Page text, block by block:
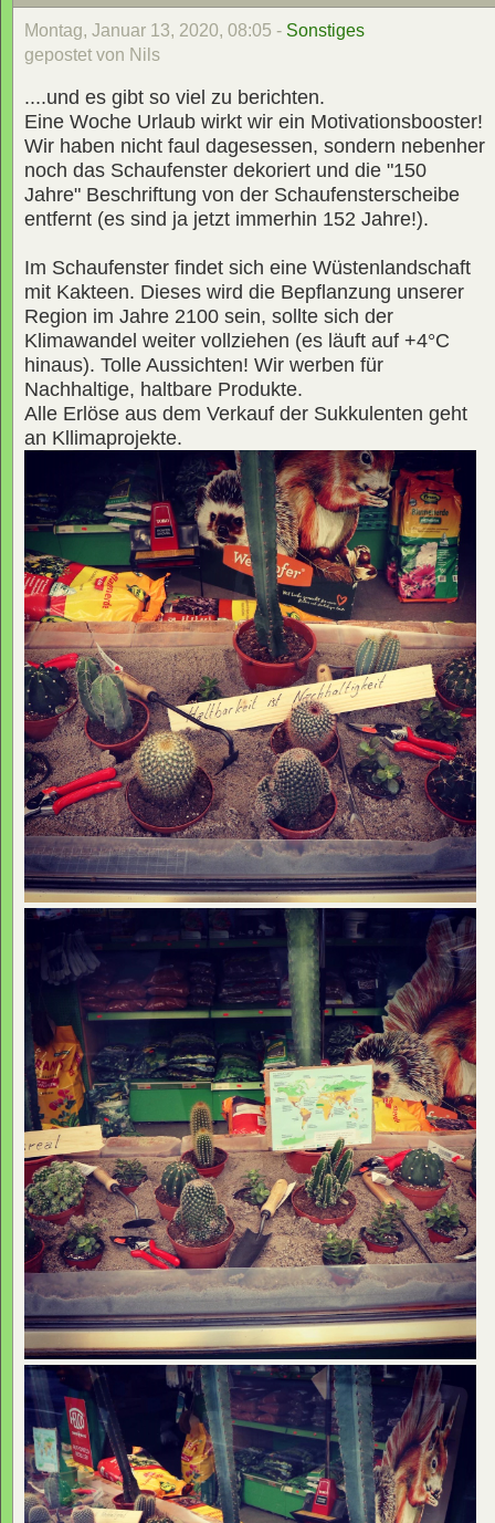
Montag, Januar 13, 2020, 08:05 - Sonstiges
gepostet von Nils
....und es gibt so viel zu berichten.
Eine Woche Urlaub wirkt wir ein Motivationsbooster!
Wir haben nicht faul dagesessen, sondern nebenher
noch das Schaufenster dekoriert und die "150
Jahre" Beschriftung von der Schaufensterscheibe
entfernt (es sind ja jetzt immerhin 152 Jahre!).
Im Schaufenster findet sich eine Wüstenlandschaft
mit Kakteen. Dieses wird die Bepflanzung unserer
Region im Jahre 2100 sein, sollte sich der
Klimawandel weiter vollziehen (es läuft auf +4°C
hinaus). Tolle Aussichten! Wir werben für
Nachhaltige, haltbare Produkte.
Alle Erlöse aus dem Verkauf der Sukkulenten geht
an Kllimaprojekte.